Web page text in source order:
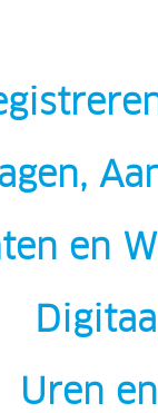
en
Uren